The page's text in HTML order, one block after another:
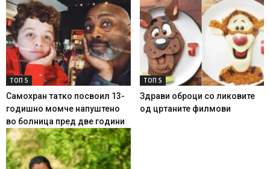
ТОП 5
Самохран татко посвоил 13-
годишно момче напуштено
во болница пред две години
ТОП 5
Здрави оброци со ликовите
од цртаните филмови